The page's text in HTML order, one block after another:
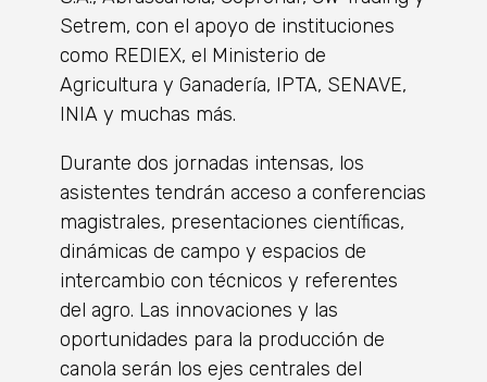
Setrem, con el apoyo de instituciones
como REDIEX, el Ministerio de
Agricultura y Ganadería, IPTA, SENAVE,
INIA y muchas más.
Durante dos jornadas intensas, los
asistentes tendrán acceso a conferencias
magistrales, presentaciones científicas,
dinámicas de campo y espacios de
intercambio con técnicos y referentes
del agro. Las innovaciones y las
oportunidades para la producción de
canola serán los ejes centrales del